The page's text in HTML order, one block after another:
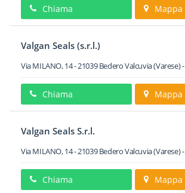
Chiama Mappa
Valgan Seals (s.r.l.)
Via MILANO, 14-21039 Bedero Valcuvia(Varese) -
Chiama Mappa
Valgan Seals S.r.l.
Via MILANO, 14-21039 Bedero Valcuvia(Varese) -
Chiama Mappa